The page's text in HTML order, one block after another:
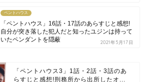
ペントハウス
「ペントハウス」16話・17話のあらすじと感想!
自分が突き落した犯人だと知ったユジンは持って
いたペンダントを隠蔽
2021年5月17日
「ペントハウス3」1話・2話・3話のあ
らすじと感想!刑務所から出所したオ...